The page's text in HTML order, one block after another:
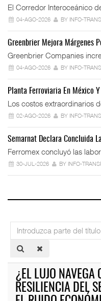
El Corredor Interoceánico
04-AGO-2026 BY INFO-
Greenbrier Mejora Márgenes
Greenbrier Companies
04-AGO-2026 BY INFO-
Planta Ferroviaria En México Y
Los costos extraordinarios
02-AGO-2026 BY INFO-
Semarnat Declara Concluida
Ferromex concluyó las
30-JUL-2026 BY INFO-
Introduzca
parte
del
¿EL LUJO NAVEGA
RESILIENCIA DEL